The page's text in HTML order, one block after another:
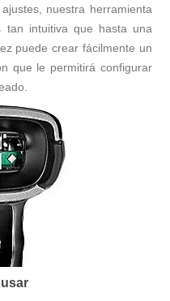
nuestra herramienta
tan intuitiva que hasta una
puede crear fácilmente un
que le permitirá configurar